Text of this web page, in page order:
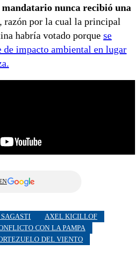
mandatario nunca recibió una
, razón por la cual la principal
habría votado porque se
impacto ambiental en lugar
AXEL KICILLOF
CON LA PAMPA
DEL VIENTO